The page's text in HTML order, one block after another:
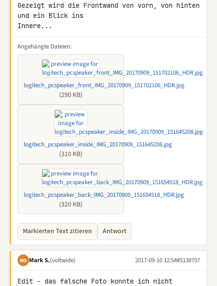
Gezeigt wird die Frontwand von vorn, von hinten
und ein Blick ins
Innere...
Angehängte Dateien:
logitech_pcspeaker_front_IMG_20170909_151702106_HDR.jpg
(290 KB)
logitech_pcspeaker_inside_IMG_20170909_151645208.jpg
(310 KB)
logitech_pcspeaker_back_IMG_20170909_151654518_HDR.jpg
(320 KB)
Markierten Text zitieren Antwort
MS Mark S.(voltwide) 2017-09-10 12:54#5138707
Edit - das falsche Foto konnte ich nicht